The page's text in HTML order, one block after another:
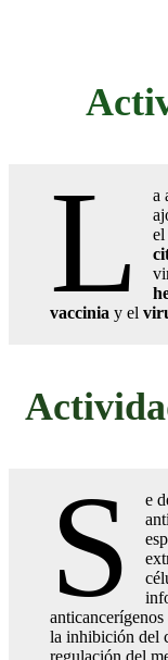
L
a
vaccinia y el
S
e
la inhibición del
regulación del